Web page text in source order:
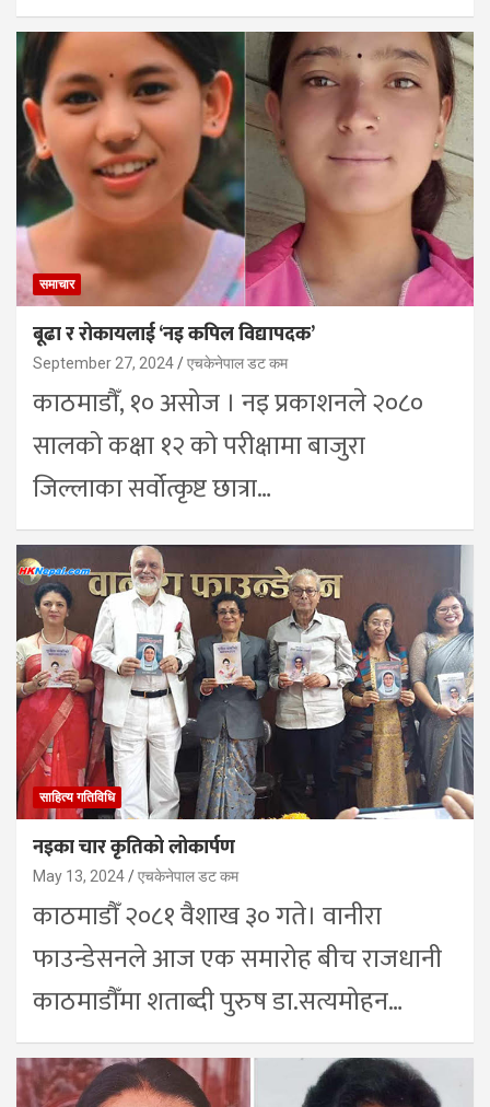
समाचार
बूढा र रोकायलाई ‘नइ कपिल विद्यापदक’
September 27, 2024 एचकेनेपाल डट कम
काठमाडौँ, १० असोज । नइ प्रकाशनले २०८०
सालको कक्षा १२ को परीक्षामा बाजुरा
जिल्लाका सर्वोत्कृष्ट छात्रा…
साहित्य गतिविधि
नइका चार कृतिको लोकार्पण
May 13, 2024 एचकेनेपाल डट कम
काठमाडौँ २०८१ वैशाख ३० गते। वानीरा
फाउन्डेसनले आज एक समारोह बीच राजधानी
काठमाडौँमा शताब्दी पुरुष डा.सत्यमोहन…